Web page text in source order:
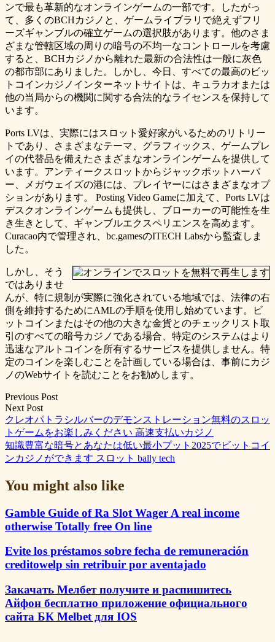
ンで最も革新的なオンラインゲームの一部です。したがっ
て、多くのBCHカジノと、ゲームライブラリで絶えずフリ
ーズギャンブルの確立ゲームの選択肢があります。他のさま
ざまな管轄区域の周りの暗号の不均一なコントロールを考慮
すると、BCHカジノから離れた最新の合法性は一般に灰色
の都市部にありました。しかし、今日、すべての最高のビッ
トコインカジノインターネットサイトは、キュラカオまたは
他の当局からの機関に関する合法的なライセンスを保持して
います。
Ports LVは、実際にはスロット愛好家がいるためのリトリー
トであり、さまざまなテーマ、グラフィックス、ゲームプレ
イの代替品を備えたさまざまなオンラインゲームを提供して
います。アンティークスロットからジャックポットハーバ
ー、メガウェイズの港には、プレイヤーにはさまざまなオプ
ションがあります。 Posting Video Gameに加えて、Ports LVは
デスクオンラインゲームも提供し、ブローカーの可能性を生
き生きとして、ギャンブルエクスペリエンスを高めます。
Curacao内で管理され、bc.gamesのITECH Labsから監査しま
した。
しかし、そう
ではありませ
んが、特に規制が実際に強化されている地域では、法律の右
側を維持するためにAMLの手順を使用し始めています。ビ
ットコインまたはその他の大きな金貨とのチェックリスト取
引のすべての暗号カジノである場合、特定のシステムはより
迅速なアルトコインを所有するサービスを提供しません。特
定のコインを楽しむことを計画している場合は、事前にカジ
ノのWebサイトを読むことをお勧めします。
Post
navigation
Previous Post
Next Post
クレオパトラシルバーのデモンストレーション無料のスロッ
トゲームをお楽しみください 高速支払いカジノ
知識豊富な暗号とあなたは低い最小プット2025でビットコイ
ンカジノができます スロット bally tech
You might also like
Gamble Guide of Ra Slot Wager A real income
otherwise Totally free On line
Evite los préstamos sobre fecha de remuneración
creditowelp sin retribuir por aventajado
Закачать Мелбет получите и распишитесь
Айфон бесплатно приложение официального
сайта БК Melbet для IOS